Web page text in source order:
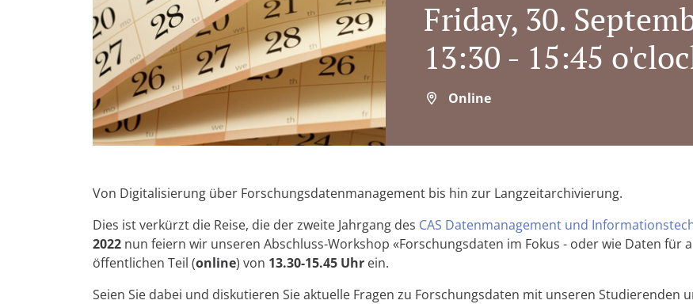
Friday, 30.
13:30 - 15:45
Online
Von Digitalisierung über Forschungsdatenmanagement bis hin zur Langzeitarchivierung.
Dies ist verkürzt die Reise, die der zweite Jahrgang des CAS Datenmanagement und
2022 nun feiern wir unseren Abschluss-Workshop «Forschungsdaten im Fokus - oder wie Daten für
öffentlichen Teil (online) von 13.30-15.45 Uhr ein.
Seien Sie dabei und diskutieren Sie aktuelle Fragen zu Forschungsdaten mit unseren Studierenden